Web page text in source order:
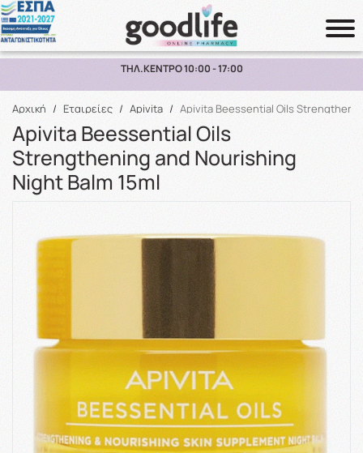
Αναζήτηση
ΠΑΡΑΛΑΒΗ ΑΠΟ ΤΟ ΚΑΤΑΣΤΗΜΑ ΑΝΩ ΤΩΝ 10€
Αρχική / Εταιρείες / Apivita / Apivita Beessential Oils
Apivita Beessential Oils
Strengthening and Nourishing
Night Balm 15ml